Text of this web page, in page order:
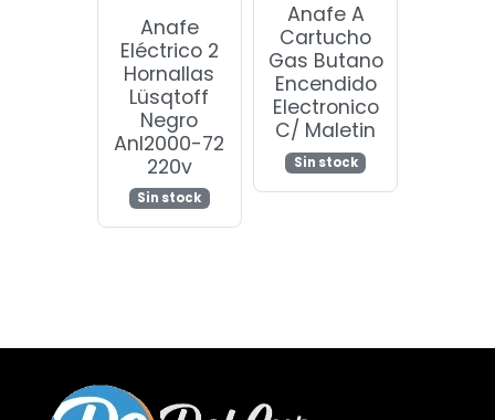
Anafe
Eléctrico 2
Hornallas
Lüsqtoff
Negro
Anl2000-72
220v
Sin stock
Anafe A
Cartucho
Gas Butano
Encendido
Electronico
C/ Maletin
Sin stock